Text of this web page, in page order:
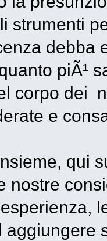
strumenti
debba
piÃ¹
corpo dei
e
qui
nostre
aggiungere